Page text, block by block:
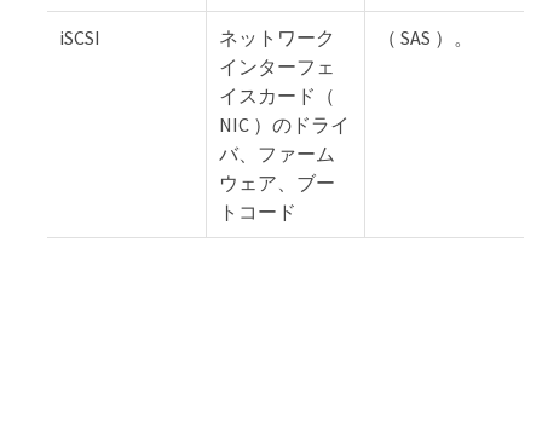
iSCSI
ネットワーク
インターフェ
イスカード（
NIC ）のドライ
バ、ファーム
ウェア、ブー
トコード
（ SAS ）。